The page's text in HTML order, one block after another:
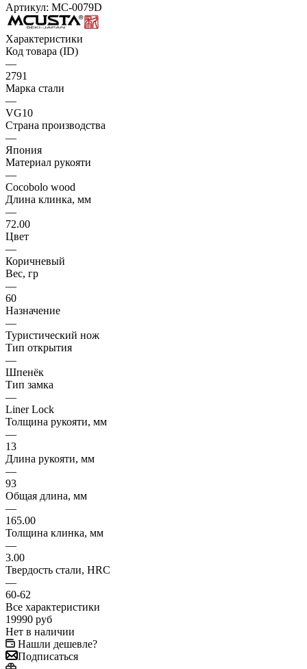
Артикул: MC-0079D
Характеристики
Код товара (ID)
—
2791
Марка стали
—
VG10
Страна производства
—
Япония
Материал рукояти
—
Cocobolo wood
Длина клинка, мм
—
72.00
Цвет
—
Коричневый
Вес, гр
—
60
Назначение
—
Туристический нож
Тип открытия
—
Шпенёк
Тип замка
—
Liner Lock
Толщина рукояти, мм
—
13
Длина рукояти, мм
—
93
Общая длина, мм
—
165.00
Толщина клинка, мм
—
3.00
Твердость стали, HRC
—
60-62
Все характеристики
19990 руб
Нет в наличии
Нашли дешевле?
Подписаться